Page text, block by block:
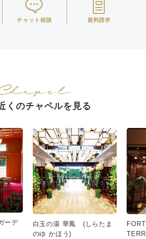
チャット相談 資料請求
くのチャペルを見る
ーデ
白玉の湯 華鳳 (しらたま
のゆ かほう)